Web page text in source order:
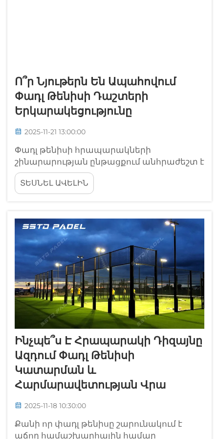
Ո՞ր Նյութերն Են Ապահովում
Փադլ Թենիսի Դաշտերի
Երկարակեցությունը
2025-11-21 13:00:00
Փադլ թենիսի հրապարակների
շինարարության ընթացքում անհրաժեշտ է
զգոնորեն ընտրել այն նյութերը, որոնք
կարող են դիմակայել լարված խաղին,
եղանակային պայմաններին և
Պրոֆեսիոնալ փադլ կառույցները
հիմնված են բարձրորակ նյութերի վրա՝
ապահովելու համար խաղացողների
անվտանգությունը, ...
ՏԵՍՆԵԼ ԱՎԵԼԻՆ
Ինչպե՞ս Է Հրապարակի Դիզայնը
Ազդում Փադլ Թենիսի
Կատարման ԵՒ
Հարմարավետության Վրա
2025-11-18 10:30:00
Քանի որ փադլ թենիսը շարունակում է
աճող համաշխարհային համար